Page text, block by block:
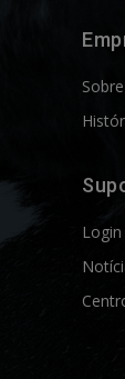
Login